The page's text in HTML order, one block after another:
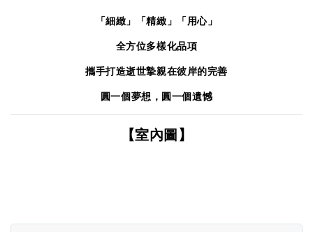
「細緻」「精緻」「用心」
全方位多樣化品項
攜手打造逝世摯親在彼岸的完善
圓一個夢想，圓一個遺憾
【室內圖】